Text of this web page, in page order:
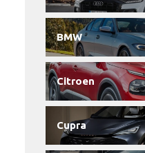
BMW
Citroen
Cupra